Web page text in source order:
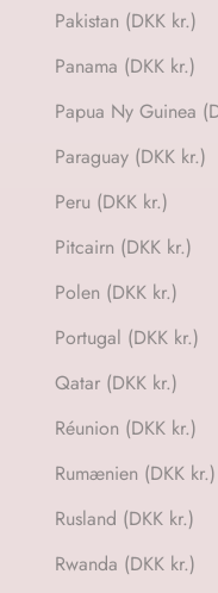
Pakistan (DKK kr.)
Panama (DKK kr.)
Paraguay (DKK kr.)
Peru (DKK kr.)
Pitcairn (DKK kr.)
Polen (DKK kr.)
Portugal (DKK kr.)
Qatar (DKK kr.)
Réunion (DKK kr.)
Rumænien (DKK kr.)
Rusland (DKK kr.)
Rwanda (DKK kr.)